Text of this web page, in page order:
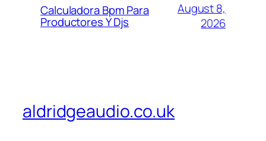
Calculadora Bpm Para
Productores Y Djs
August 8,
2026
aldridgeaudio.co.uk